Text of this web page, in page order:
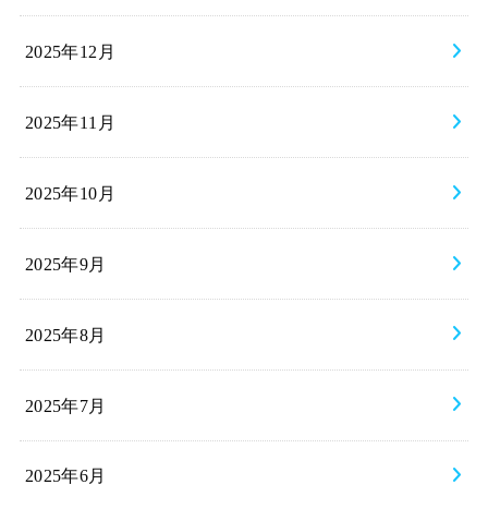
2025年12月
2025年11月
2025年10月
2025年9月
2025年8月
2025年7月
2025年6月